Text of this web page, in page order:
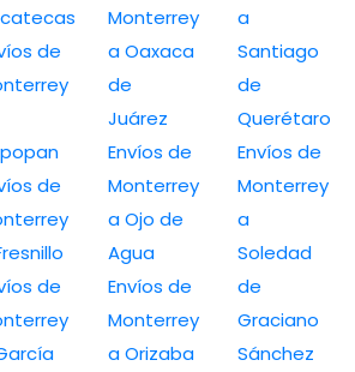
de
de
de
Monterrey
a Oaxaca
de
Juárez
Envíos de
Monterrey
a Ojo de
Agua
Envíos de
Monterrey
a Orizaba
a
Santiago
de
Querétaro
Envíos de
Monterrey
a
Soledad
de
Graciano
Sánchez